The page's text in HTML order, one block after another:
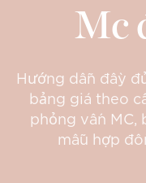
Mc
Hướng dẫn đầy
bảng giá theo
phỏng vấn MC,
mẫu hợp